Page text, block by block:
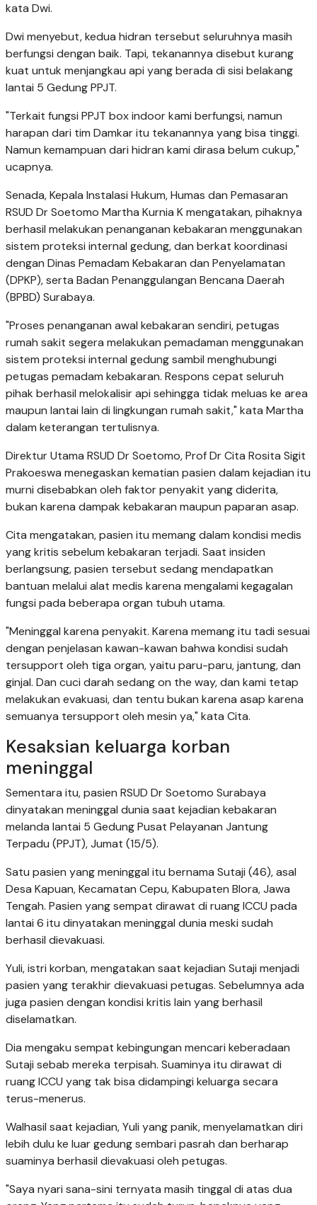
kata Dwi.
Dwi menyebut, kedua hidran tersebut seluruhnya masih
berfungsi dengan baik. Tapi, tekanannya disebut kurang
kuat untuk menjangkau api yang berada di sisi belakang
lantai 5 Gedung PPJT.
"Terkait fungsi PPJT box indoor kami berfungsi, namun
harapan dari tim Damkar itu tekanannya yang bisa tinggi.
Namun kemampuan dari hidran kami dirasa belum cukup,"
ucapnya.
Senada, Kepala Instalasi Hukum, Humas dan Pemasaran
RSUD Dr Soetomo Martha Kurnia K mengatakan, pihaknya
berhasil melakukan penanganan kebakaran menggunakan
sistem proteksi internal gedung, dan berkat koordinasi
dengan Dinas Pemadam Kebakaran dan Penyelamatan
(DPKP), serta Badan Penanggulangan Bencana Daerah
(BPBD) Surabaya.
"Proses penanganan awal kebakaran sendiri, petugas
rumah sakit segera melakukan pemadaman menggunakan
sistem proteksi internal gedung sambil menghubungi
petugas pemadam kebakaran. Respons cepat seluruh
pihak berhasil melokalisir api sehingga tidak meluas ke area
maupun lantai lain di lingkungan rumah sakit," kata Martha
dalam keterangan tertulisnya.
Direktur Utama RSUD Dr Soetomo, Prof Dr Cita Rosita Sigit
Prakoeswa menegaskan kematian pasien dalam kejadian itu
murni disebabkan oleh faktor penyakit yang diderita,
bukan karena dampak kebakaran maupun paparan asap.
Cita mengatakan, pasien itu memang dalam kondisi medis
yang kritis sebelum kebakaran terjadi. Saat insiden
berlangsung, pasien tersebut sedang mendapatkan
bantuan melalui alat medis karena mengalami kegagalan
fungsi pada beberapa organ tubuh utama.
"Meninggal karena penyakit. Karena memang itu tadi sesuai
dengan penjelasan kawan-kawan bahwa kondisi sudah
tersupport oleh tiga organ, yaitu paru-paru, jantung, dan
ginjal. Dan cuci darah sedang on the way, dan kami tetap
melakukan evakuasi, dan tentu bukan karena asap karena
semuanya tersupport oleh mesin ya," kata Cita.
Kesaksian keluarga korban
meninggal
Sementara itu, pasien RSUD Dr Soetomo Surabaya
dinyatakan meninggal dunia saat kejadian kebakaran
melanda lantai 5 Gedung Pusat Pelayanan Jantung
Terpadu (PPJT), Jumat (15/5).
Satu pasien yang meninggal itu bernama Sutaji (46), asal
Desa Kapuan, Kecamatan Cepu, Kabupaten Blora, Jawa
Tengah. Pasien yang sempat dirawat di ruang ICCU pada
lantai 6 itu dinyatakan meninggal dunia meski sudah
berhasil dievakuasi.
Yuli, istri korban, mengatakan saat kejadian Sutaji menjadi
pasien yang terakhir dievakuasi petugas. Sebelumnya ada
juga pasien dengan kondisi kritis lain yang berhasil
diselamatkan.
Dia mengaku sempat kebingungan mencari keberadaan
Sutaji sebab mereka terpisah. Suaminya itu dirawat di
ruang ICCU yang tak bisa didampingi keluarga secara
terus-menerus.
Walhasil saat kejadian, Yuli yang panik, menyelamatkan diri
lebih dulu ke luar gedung sembari pasrah dan berharap
suaminya berhasil dievakuasi oleh petugas.
"Saya nyari sana-sini ternyata masih tinggal di atas dua